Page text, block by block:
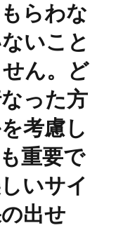
らわな
いこと
ん。ど
った方
考慮し
重要で
いサイ
出せ